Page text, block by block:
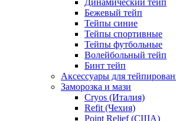
Динамический тейп
Бежевый тейп
Тейпы синие
Тейпы спортивные
Тейпы футбольные
Волейбольный тейп
Бинт тейп
Аксессуары для
Заморозка и мази
Cryos (Италия)
Refit (Чехия)
Point Relief (США)